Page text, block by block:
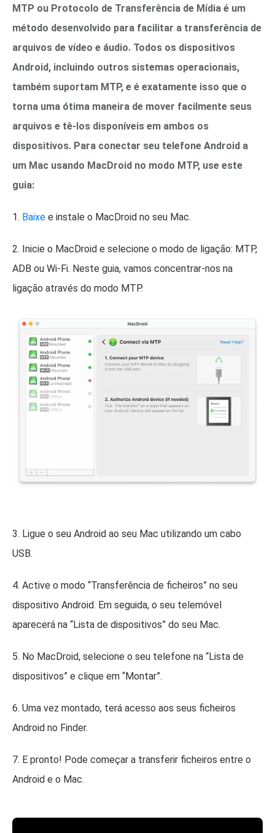
MTP ou Protocolo de Transferência de Mídia é um
método desenvolvido para facilitar a transferência de
arquivos de vídeo e áudio. Todos os dispositivos
Android, incluindo outros sistemas operacionais,
também suportam MTP, e é exatamente isso que o
torna uma ótima maneira de mover facilmente seus
arquivos e tê-los disponíveis em ambos os
dispositivos. Para conectar seu telefone Android a
um Mac usando MacDroid no modo MTP, use este
guia:
1. Baixe e instale o MacDroid no seu Mac.
2. Inicie o MacDroid e selecione o modo de ligação: MTP,
ADB ou Wi-Fi. Neste guia, vamos concentrar-nos na
ligação através do modo MTP.
3. Ligue o seu Android ao seu Mac utilizando um cabo
USB.
4. Active o modo “Transferência de ficheiros” no seu
dispositivo Android. Em seguida, o seu telemóvel
aparecerá na “Lista de dispositivos” do seu Mac.
5. No MacDroid, selecione o seu telefone na “Lista de
dispositivos” e clique em “Montar”.
6. Uma vez montado, terá acesso aos seus ficheiros
Android no Finder.
7. E pronto! Pode começar a transferir ficheiros entre o
Android e o Mac.